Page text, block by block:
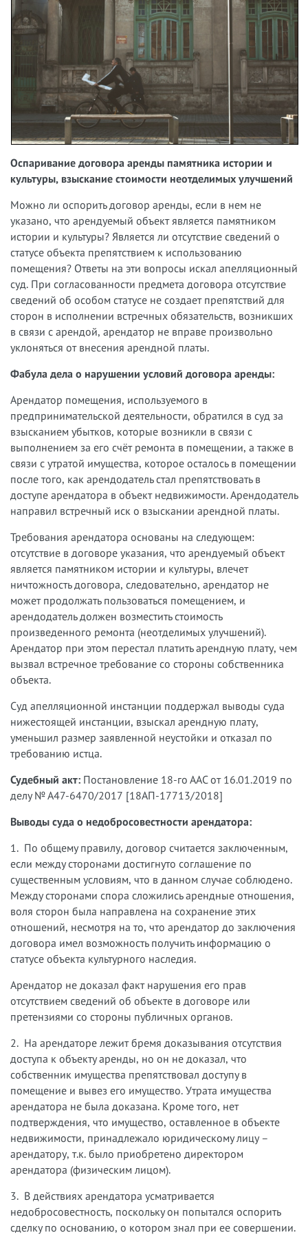
Оспаривание договора аренды памятника истории и
культуры, взыскание стоимости неотделимых улучшений
Можно ли оспорить договор аренды, если в нем не
указано, что арендуемый объект является памятником
истории и культуры? Является ли отсутствие сведений о
статусе объекта препятствием к использованию
помещения? Ответы на эти вопросы искал апелляционный
суд. При согласованности предмета договора отсутствие
сведений об особом статусе не создает препятствий для
сторон в исполнении встречных обязательств, возникших
в связи с арендой, арендатор не вправе произвольно
уклоняться от внесения арендной платы.
Фабула дела о нарушении условий договора аренды:
Арендатор помещения, используемого в
предпринимательской деятельности, обратился в суд за
взысканием убытков, которые возникли в связи с
выполнением за его счёт ремонта в помещении, а также в
связи с утратой имущества, которое осталось в помещении
после того, как арендодатель стал препятствовать в
доступе арендатора в объект недвижимости. Арендодатель
направил встречный иск о взыскании арендной платы.
Требования арендатора основаны на следующем:
отсутствие в договоре указания, что арендуемый объект
является памятником истории и культуры, влечет
ничтожность договора, следовательно, арендатор не
может продолжать пользоваться помещением, и
арендодатель должен возместить стоимость
произведенного ремонта (неотделимых улучшений).
Арендатор при этом перестал платить арендную плату, чем
вызвал встречное требование со стороны собственника
объекта.
Суд апелляционной инстанции поддержал выводы суда
нижестоящей инстанции, взыскал арендную плату,
уменьшил размер заявленной неустойки и отказал по
требованию истца.
Судебный акт: Постановление 18-го ААС от 16.01.2019 по
делу № А47-6470/2017 [18АП-17713/2018]
Выводы суда о недобросовестности арендатора:
1. По общему правилу, договор считается заключенным,
если между сторонами достигнуто соглашение по
существенным условиям, что в данном случае соблюдено.
Между сторонами спора сложились арендные отношения,
воля сторон была направлена на сохранение этих
отношений, несмотря на то, что арендатор до заключения
договора имел возможность получить информацию о
статусе объекта культурного наследия.
Арендатор не доказал факт нарушения его прав
отсутствием сведений об объекте в договоре или
претензиями со стороны публичных органов.
2. На арендаторе лежит бремя доказывания отсутствия
доступа к объекту аренды, но он не доказал, что
собственник имущества препятствовал доступу в
помещение и вывез его имущество. Утрата имущества
арендатора не была доказана. Кроме того, нет
подтверждения, что имущество, оставленное в объекте
недвижимости, принадлежало юридическому лицу –
арендатору, т.к. было приобретено директором
арендатора (физическим лицом).
3. В действиях арендатора усматривается
недобросовестность, поскольку он попытался оспорить
сделку по основанию, о котором знал при ее совершении.